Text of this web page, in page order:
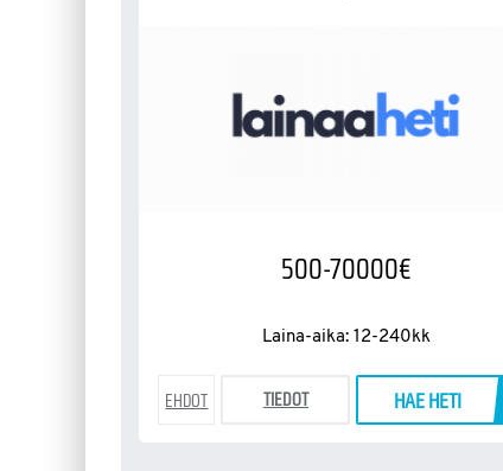
500-70000€
Laina-aika: 12-240kk
EHDOT TIEDOT HAE HETI